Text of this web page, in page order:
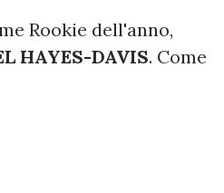
Rookie dell'anno,
HAYES-DAVIS. Come